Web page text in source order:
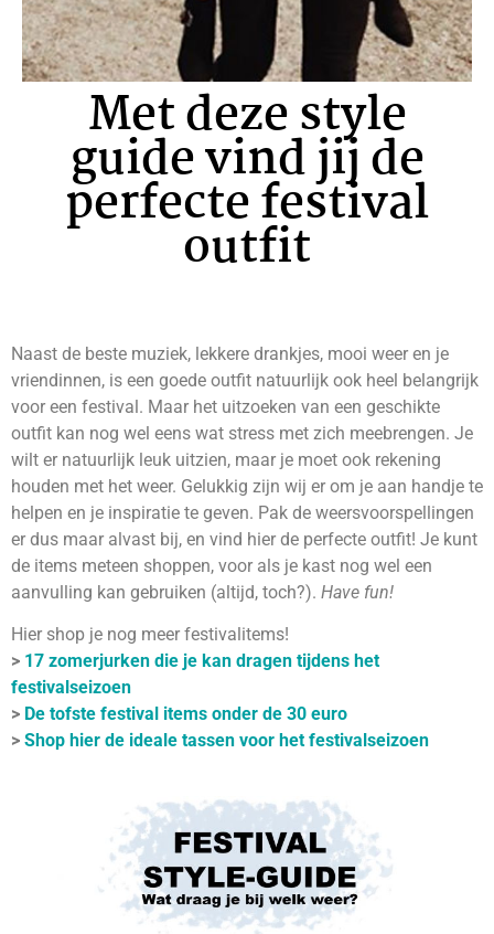
Met deze style
guide vind jij de
perfecte festival
outfit
Naast de beste muziek, lekkere drankjes, mooi weer en je
vriendinnen, is een goede outfit natuurlijk ook heel belangrijk
voor een festival. Maar het uitzoeken van een geschikte
outfit kan nog wel eens wat stress met zich meebrengen. Je
wilt er natuurlijk leuk uitzien, maar je moet ook rekening
houden met het weer. Gelukkig zijn wij er om je aan handje te
helpen en je inspiratie te geven. Pak de weersvoorspellingen
er dus maar alvast bij, en vind hier de perfecte outfit! Je kunt
de items meteen shoppen, voor als je kast nog wel een
aanvulling kan gebruiken (altijd, toch?). Have fun!
Hier shop je nog meer festivalitems!
> 17 zomerjurken die je kan dragen tijdens het
festivalseizoen
> De tofste festival items onder de 30 euro
> Shop hier de ideale tassen voor het festivalseizoen